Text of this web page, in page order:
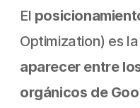
El
Optimization) es la
aparecer entre
orgánicos de